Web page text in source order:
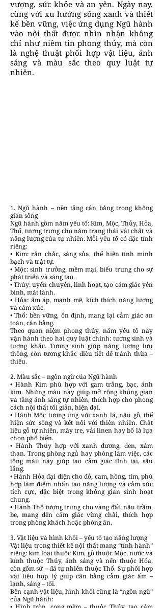
vượng, sức khỏe và an yên. Ngày nay,
cùng với xu hướng sống xanh và thiết
kế bền vững, việc ứng dụng Ngũ hành
vào nội thất được nhìn nhận không
chỉ như niềm tin phong thủy, mà còn
là nghệ thuật phối hợp vật liệu, ánh
sáng và màu sắc theo quy luật tự
nhiên.
1. Ngũ hành – nền tảng cân bằng trong không
gian sống
Ngũ hành gồm năm yếu tố: Kim, Mộc, Thủy, Hỏa,
Thổ, tượng trưng cho năm trạng thái vật chất và
năng lượng của tự nhiên. Mỗi yếu tố có đặc tính
riêng:
• Kim: rắn chắc, sáng sủa, thể hiện tính minh
bạch và trật tự.
• Mộc: sinh trưởng, mềm mại, biểu trưng cho sự
phát triển và sáng tạo.
• Thủy: uyển chuyển, linh hoạt, tạo cảm giác yên
bình, mát lành.
• Hỏa: ấm áp, mạnh mẽ, kích thích năng lượng
và cảm xúc.
• Thổ: bền vững, ổn định, mang lại cảm giác an
toàn, cân bằng.
Theo quan niệm phong thủy, năm yếu tố này
vận hành theo hai quy luật chính: tương sinh và
tương khắc. Tương sinh giúp năng lượng lưu
thông, còn tương khắc điều tiết để tránh thừa –
thiếu.
2. Màu sắc – ngôn ngữ của Ngũ hành
• Hành Kim phù hợp với gam trắng, bạc, ánh
kim. Những màu này giúp mở rộng không gian
và tăng ánh sáng tự nhiên, thích hợp cho phong
cách nội thất tối giản, hiện đại.
• Hành Mộc tương ứng với xanh lá, nâu gỗ, thể
hiện sức sống và kết nối với thiên nhiên. Chất
liệu gỗ tự nhiên, mây tre, vải linen hay bố là lựa
chọn phổ biến.
• Hành Thủy hợp với xanh dương, đen, xám
than. Trong phòng ngủ hay phòng làm việc, các
tông màu này giúp tạo cảm giác tĩnh tại, sâu
lắng.
• Hành Hỏa đại diện cho đỏ, cam, hồng, tím, phù
hợp làm điểm nhấn tạo năng lượng và cảm xúc
tích cực, đặc biệt trong không gian sinh hoạt
chung.
• Hành Thổ tượng trưng cho vàng đất, nâu trầm,
be, mang đến cảm giác vững chãi, thích hợp
trong phòng khách hoặc phòng ăn.
3. Vật liệu và hình khối – yếu tố tạo năng lượng
Vật liệu trong thiết kế nội thất mang “tính hành”
riêng: kim loại thuộc Kim, gỗ thuộc Mộc, nước và
kính thuộc Thủy, ánh sáng và nến thuộc Hỏa,
còn gốm sứ – đá tự nhiên thuộc Thổ. Sự phối hợp
vật liệu hợp lý giúp cân bằng cảm giác ấm –
lạnh, sáng – tối.
Bên cạnh vật liệu, hình khối cũng là “ngôn ngữ”
của Ngũ hành: